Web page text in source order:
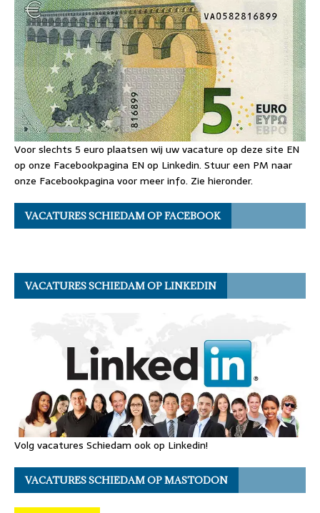
Voor slechts 5 euro plaatsen wij uw vacature op deze site EN
op onze Facebookpagina EN op Linkedin. Stuur een PM naar
onze Facebookpagina voor meer info. Zie hieronder.
VACATURES SCHIEDAM OP FACEBOOK
VACATURES SCHIEDAM OP LINKEDIN
Volg vacatures Schiedam ook op Linkedin!
VACATURES SCHIEDAM OP MASTODON